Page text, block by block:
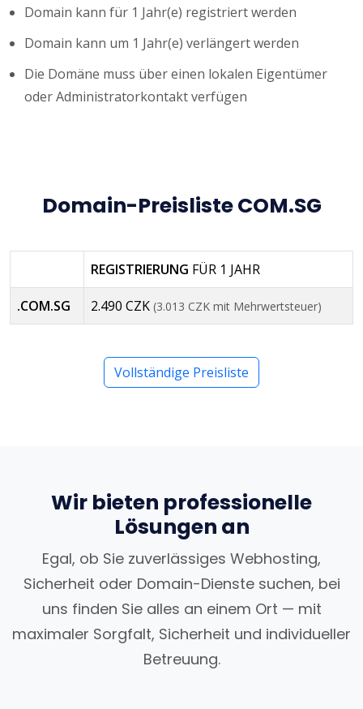
Domain kann für 1 Jahr(e) registriert werden
Domain kann um 1 Jahr(e) verlängert werden
Die Domäne muss über einen lokalen Eigentümer
oder Administratorkontakt verfügen
Domain-Preisliste COM.SG
REGISTRIERUNG FÜR 1 JAHR
.COM.SG 2.490 CZK (3.013 CZK mit Mehrwertsteuer)
Vollständige Preisliste
Wir bieten professionelle
Lösungen an
Egal, ob Sie zuverlässiges Webhosting,
Sicherheit oder Domain-Dienste suchen, bei
uns finden Sie alles an einem Ort — mit
maximaler Sorgfalt, Sicherheit und individueller
Betreuung.